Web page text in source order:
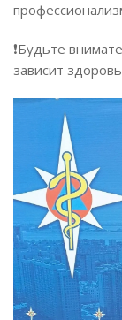
❗Будьте
зависит